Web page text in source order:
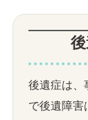
後遺症は、
で後遺障害